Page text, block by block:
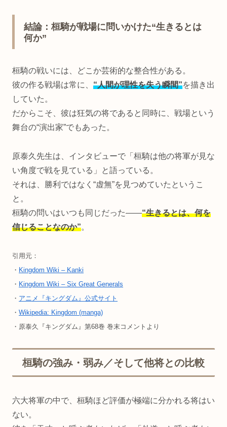
結論：桓騎が戦場に問いかけた“生きるとは
何か”
桓騎の戦いには、どこか芸術的な整合性がある。
彼の作る戦場は常に、 “人間が理性を失う瞬間”を描き出
していた。
だからこそ、彼は狂気の将であると同時に、戦場という
舞台の“演出家”でもあった。
原泰久先生は、インタビューで「桓騎は他の将軍が見な
い角度で戦を見ている」と語っている。
それは、勝利ではなく“虚無”を見つめていたというこ
と。
桓騎の問いはいつも同じだった――“生きるとは、何を
信じることなのか”。
引用元：
・ Kingdom Wiki – Kanki
・ Kingdom Wiki – Six Great Generals
・ アニメ『キングダム』公式サイト
・ Wikipedia: Kingdom (manga)
・原泰久『キングダム』第68巻 巻末コメントより
桓騎の強み・弱み／そして他将との比較
六大将軍の中で、桓騎ほど評価が極端に分かれる将はい
ない。